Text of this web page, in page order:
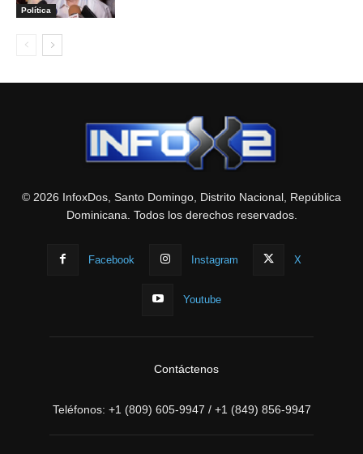
Política
© 2026 InfoxDos, Santo Domingo, Distrito Nacional, República
Dominicana. Todos los derechos reservados.
Facebook Instagram X
Youtube
Contáctenos
Teléfonos: +1 (809) 605-9947 / +1 (849) 856-9947